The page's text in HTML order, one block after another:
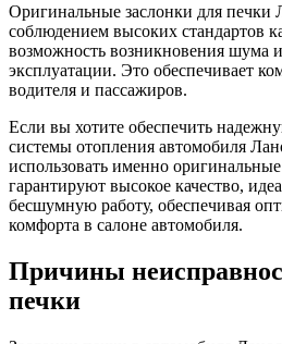
Оригинальные заслонки для печки
соблюдением высоких стандартов
возможность возникновения шума
эксплуатации. Это обеспечивает
водителя и пассажиров.
Если вы хотите обеспечить
системы отопления автомобиля
использовать именно
гарантируют высокое качество,
бесшумную работу, обеспечивая
комфорта в салоне автомобиля.
Причины
печки